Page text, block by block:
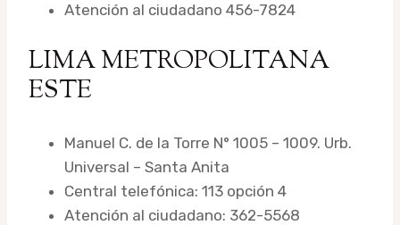
Atención al ciudadano 456-7824
LIMA METROPOLITANA
ESTE
Manuel C. de la Torre N° 1005 – 1009. Urb.
Universal – Santa Anita
Central telefónica: 113 opción 4
Atención al ciudadano: 362-5568